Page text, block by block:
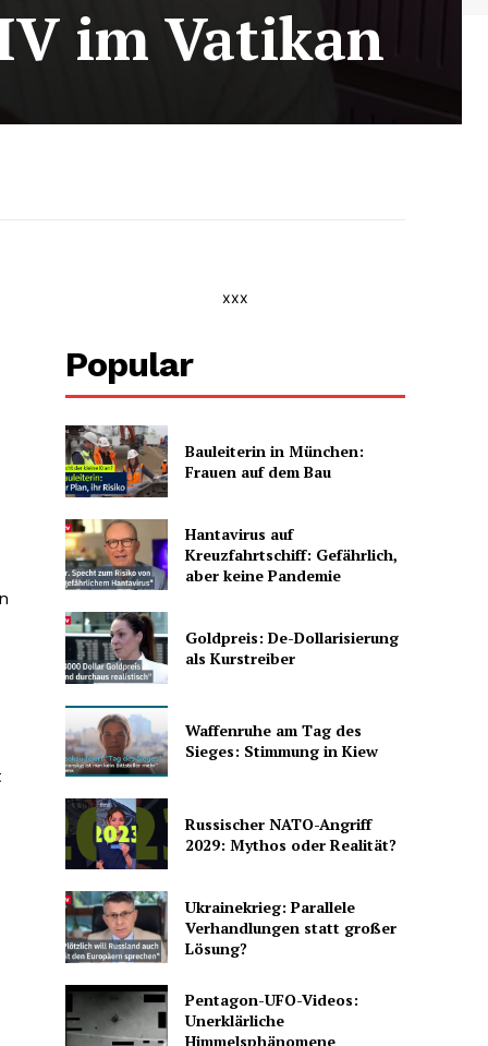
im Vatikan
xxx
Popular
Bauleiterin in München:
Frauen auf dem Bau
Hantavirus auf
Kreuzfahrtschiff: Gefährlich,
aber keine Pandemie
Goldpreis: De-Dollarisierung
als Kurstreiber
Waffenruhe am Tag des
Sieges: Stimmung in Kiew
Russischer NATO-Angriff
2029: Mythos oder Realität?
Ukrainekrieg: Parallele
Verhandlungen statt großer
Lösung?
Pentagon-UFO-Videos:
Unerklärliche
Himmelsphänomene